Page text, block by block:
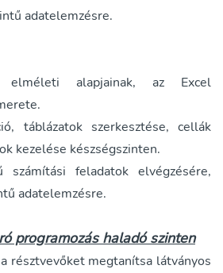
adatelemzésre.
elméleti alapjainak, az Excel
táblázatok szerkesztése, cellák
kezelése készségszinten.
számítási feladatok elvégzésére,
adatelemzésre.
programozás haladó szinten
résztvevőket megtanítsa látványos